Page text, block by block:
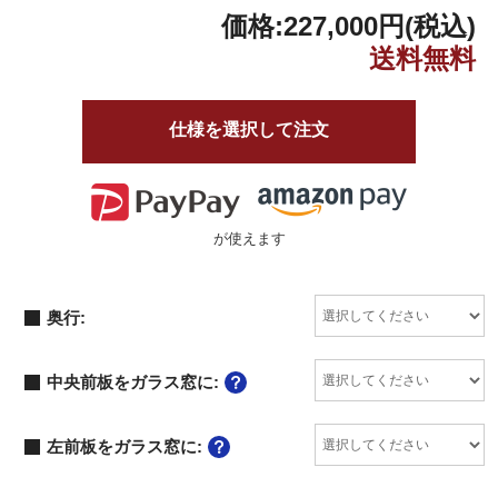
価格:227,000円(税込)
仕様を選択して注文
が使えます
奥行:
中央前板をガラス窓に:
左前板をガラス窓に: